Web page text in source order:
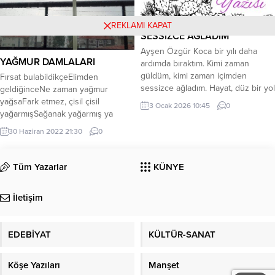
yaşamadım, vazgeçmek mümkün
mü, canıma ruh, olmuşken varlığı?
YAĞMUR DAMLALARI
Fırsat bulabildikçeElimden
geldiğinceNe zaman yağmur
yağsaFark etmez, çisil çisil
yağarmışSağanak yağarmış ya
daAldırmadan gök
gürültüsüneÇayımı, kahvemi elime
huzur doluyor içimeYağan yağmurla
birlikte “Rabb’im felaketlerden
yandanTekrar tekrar
damlasındaYüreğime düşen
dinginlik çöker üstümeBir kez daha
30 Haziran 2022 21:30 0
SESSİZCE AĞLADIM
Ayşen Özgür Koca bir yılı daha
ardımda bıraktım. Kimi zaman
güldüm, kimi zaman içimden
sessizce ağladım. Hayat, düz bir yol
değildi. İnişleriyle çıkışlarıyla insanı
sınayan uzun bir yolculuktu.
kapılarında bekledim. Canımdan
parçaların başında dualar
3 Ocak 2026 10:45 0
Tüm Yazarlar KÜNYE
İletişim
EDEBİYAT KÜLTÜR-SANAT
Köşe Yazıları Manşet
REKLAMI KAPAT